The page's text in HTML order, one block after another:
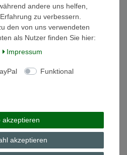
In den Warenkorb
andere uns helfen,
zu verbessern.
den von uns verwendeten
als Nutzer finden Sie hier:
Impressum
Funktional
akzeptieren
akzeptieren